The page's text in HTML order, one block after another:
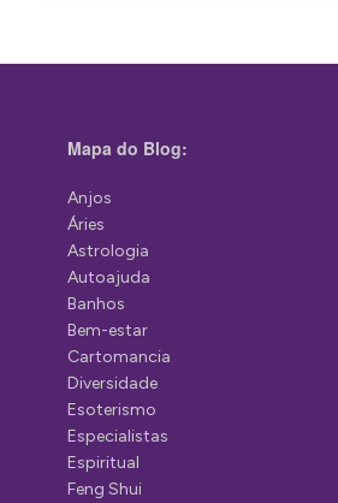
Mapa do Blog:
Anjos
Áries
Astrologia
Autoajuda
Banhos
Bem-estar
Cartomancia
Diversidade
Esoterismo
Especialistas
Espiritual
Feng Shui